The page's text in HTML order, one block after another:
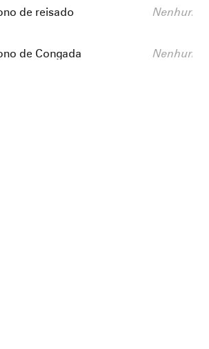
de reisado Descrição:
Nenhum
de Congada Descrição:
Nenhum